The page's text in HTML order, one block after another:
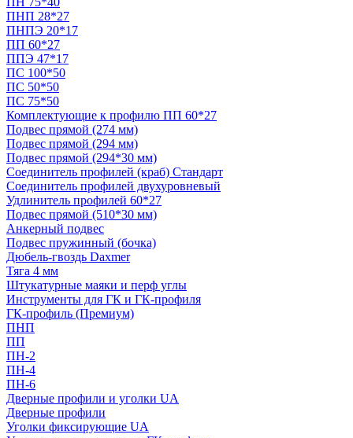
ПНП 28*27
ПНПЭ 20*17
ПП 60*27
ППЭ 47*17
ПС 100*50
ПС 50*50
ПС 75*50
Комплектующие к профилю ПП 60*27
Подвес прямой (274 мм)
Подвес прямой (294 мм)
Подвес прямой (294*30 мм)
Соединитель профилей (краб) Стандарт
Соединитель профилей двухуровневый
Удлинитель профилей 60*27
Подвес прямой (510*30 мм)
Анкерный подвес
Подвес пружинный (бочка)
Дюбель-гвоздь Daxmer
Тяга 4 мм
Штукатурные маяки и перф углы
Инструменты для ГК и ГК-профиля
ГК-профиль (Премиум)
ПНП
ПП
ПН-2
ПН-4
ПН-6
Дверные профили и уголки UA
Дверные профили
Уголки фиксирующие UA